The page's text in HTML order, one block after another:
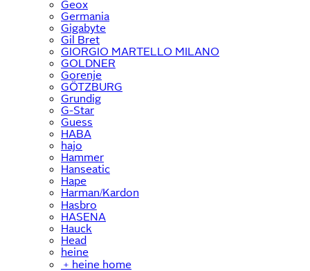
Geox
Germania
Gigabyte
Gil Bret
GIORGIO MARTELLO MILANO
GOLDNER
Gorenje
GÖTZBURG
Grundig
G-Star
Guess
HABA
hajo
Hammer
Hanseatic
Hape
Harman/Kardon
Hasbro
HASENA
Hauck
Head
heine
﹢ heine home